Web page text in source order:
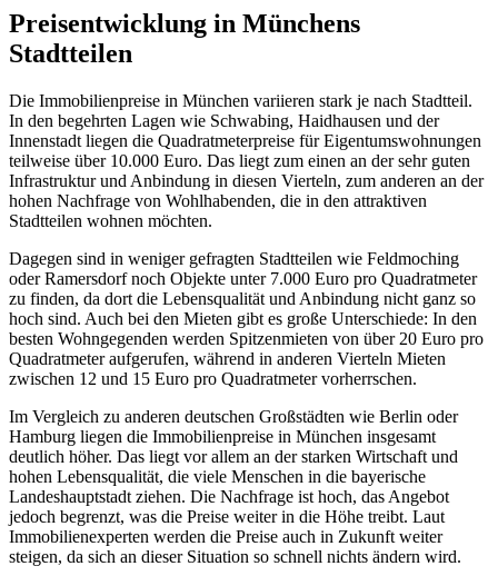
Preisentwicklung in Münchens
Stadtteilen
Die Immobilienpreise in München variieren stark je nach Stadtteil.
In den begehrten Lagen wie Schwabing, Haidhausen und der
Innenstadt liegen die Quadratmeterpreise für Eigentumswohnungen
teilweise über 10.000 Euro. Das liegt zum einen an der sehr guten
Infrastruktur und Anbindung in diesen Vierteln, zum anderen an der
hohen Nachfrage von Wohlhabenden, die in den attraktiven
Stadtteilen wohnen möchten.
Dagegen sind in weniger gefragten Stadtteilen wie Feldmoching
oder Ramersdorf noch Objekte unter 7.000 Euro pro Quadratmeter
zu finden, da dort die Lebensqualität und Anbindung nicht ganz so
hoch sind. Auch bei den Mieten gibt es große Unterschiede: In den
besten Wohngegenden werden Spitzenmieten von über 20 Euro pro
Quadratmeter aufgerufen, während in anderen Vierteln Mieten
zwischen 12 und 15 Euro pro Quadratmeter vorherrschen.
Im Vergleich zu anderen deutschen Großstädten wie Berlin oder
Hamburg liegen die Immobilienpreise in München insgesamt
deutlich höher. Das liegt vor allem an der starken Wirtschaft und
hohen Lebensqualität, die viele Menschen in die bayerische
Landeshauptstadt ziehen. Die Nachfrage ist hoch, das Angebot
jedoch begrenzt, was die Preise weiter in die Höhe treibt. Laut
Immobilienexperten werden die Preise auch in Zukunft weiter
steigen, da sich an dieser Situation so schnell nichts ändern wird.